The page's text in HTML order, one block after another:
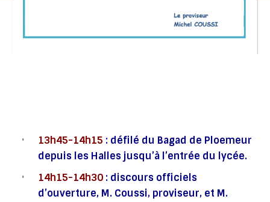
13h45-14h15 : défilé du Bagad de Ploemeur
depuis les Halles jusqu’à l’entrée du lycée.
14h15-14h30 : discours officiels
d’ouverture, M. Coussi, proviseur, et M.